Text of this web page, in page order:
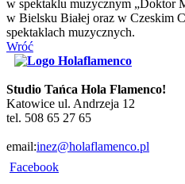
w spektaklu muzycznym „Doktor
w Bielsku Białej oraz w Czeskim
spektaklach muzycznych.
Wróć
Studio Tańca Hola Flamenco!
Katowice ul. Andrzeja 12
tel. 508 65 27 65
email:inez@holaflamenco.pl
Facebook